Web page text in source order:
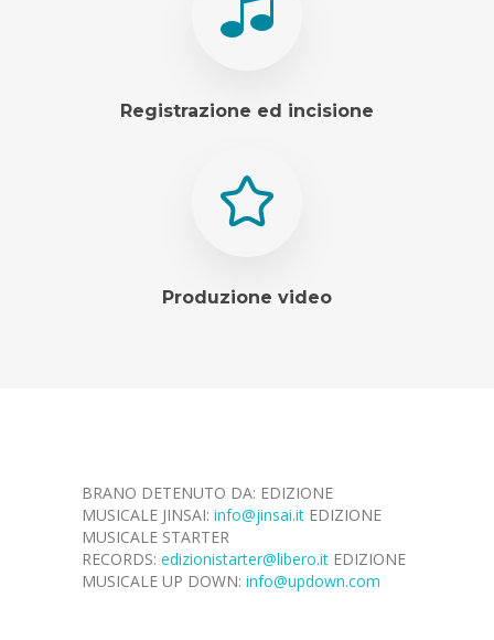
Registrazione ed incisione
Produzione video
BRANO DETENUTO DA: EDIZIONE
MUSICALE JINSAI: info@jinsai.it EDIZIONE
MUSICALE STARTER
RECORDS: edizionistarter@libero.it EDIZIONE
MUSICALE UP DOWN: info@updown.com